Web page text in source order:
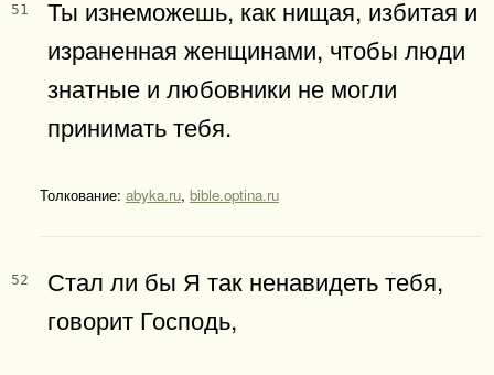
51
Ты изнеможешь, как нищая, избитая и
израненная женщинами, чтобы люди
знатные и любовники не могли
принимать тебя.
Толкование: abyka.ru, bible.optina.ru
52
Стал ли бы Я так ненавидеть тебя,
говорит Господь,